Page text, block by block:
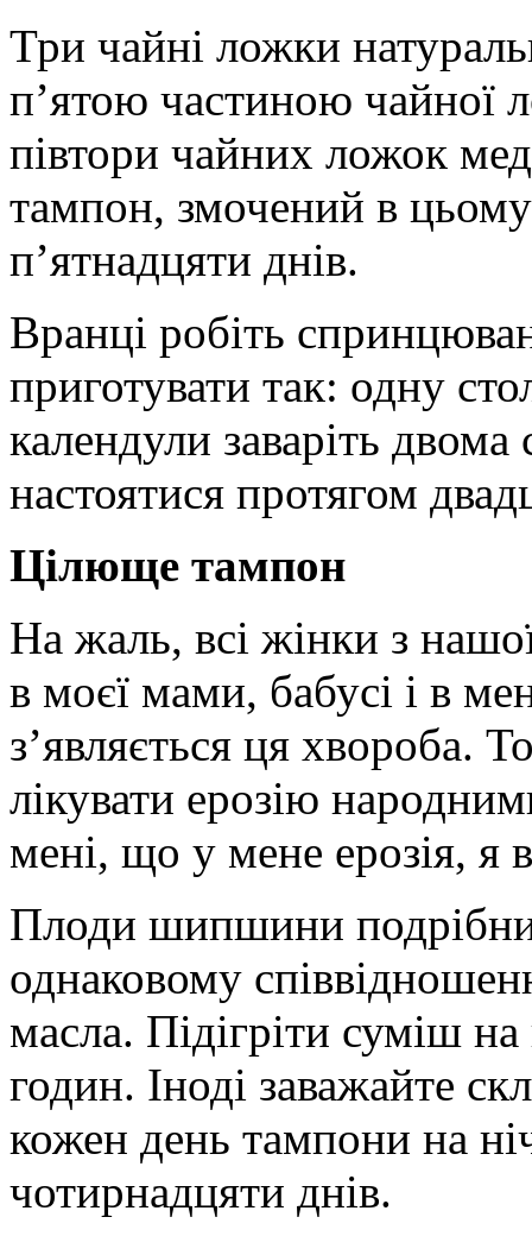
Три чайні ложки
п’ятою частиною чайної
півтори чайних ложок
тампон, змочений в
п’ятнадцяти днів.
Вранці робіть
приготувати так: одну
календули заваріть
настоятися протягом
Цілюще тампон
На жаль, всі жінки з
в моєї мами, бабусі і в
з’являється ця хвороба.
лікувати ерозію
мені, що у мене ерозія, я
Плоди шипшини
однаковому
масла. Підігріти суміш
годин. Іноді заважайте
кожен день тампони на
чотирнадцяти днів.